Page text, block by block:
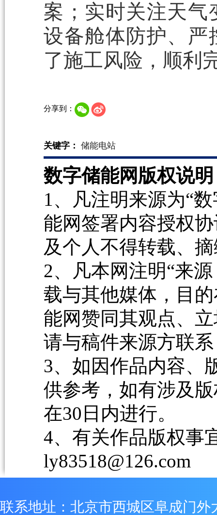
案；实时关注天气
设备舱体防护、严
了施工风险，顺利
分享到：
关键字： 储能电站
数字储能网版权说
1、凡注明来源为“
能网签署内容授权
及个人不得转载、
2、凡本网注明“来
载与其他媒体，目
能网赞同其观点、
请与稿件来源方联
3、如因作品内容、
供参考，如有涉及
在30日内进行。
4、有关作品版权事
ly83518@126.com
联系地址：北京市西城区阜成门外